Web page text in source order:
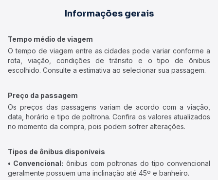
Informações gerais
Tempo médio de viagem
O tempo de viagem entre as cidades pode variar conforme a
rota, viação, condições de trânsito e o tipo de ônibus
escolhido. Consulte a estimativa ao selecionar sua passagem.
Preço da passagem
Os preços das passagens variam de acordo com a viação,
data, horário e tipo de poltrona. Confira os valores atualizados
no momento da compra, pois podem sofrer alterações.
Tipos de ônibus disponíveis
• Convencional: ônibus com poltronas do tipo convencional
geralmente possuem uma inclinação até 45º e banheiro.